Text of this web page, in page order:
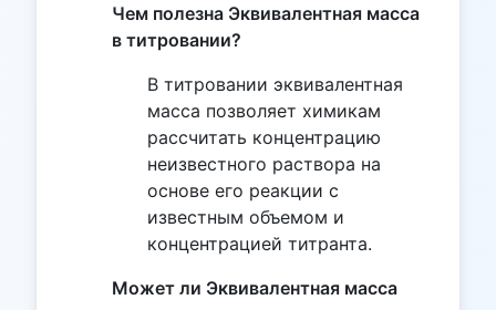
Чем полезна Эквивалентная масса
в титровании?
В титровании эквивалентная
масса позволяет химикам
рассчитать концентрацию
неизвестного раствора на
основе его реакции с
известным объемом и
концентрацией титранта.
Может ли Эквивалентная масса